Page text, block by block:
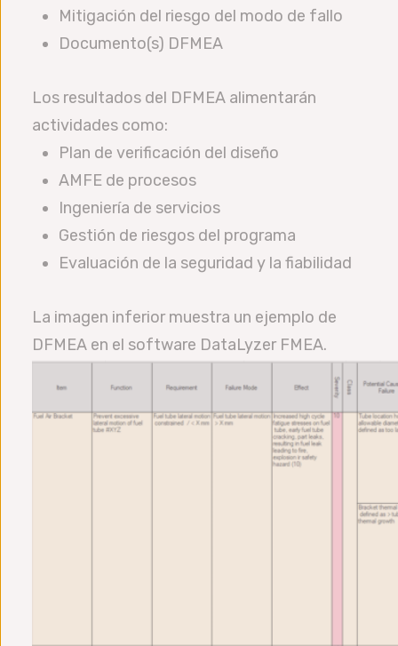
Mitigación del riesgo del modo de fallo
Documento(s) DFMEA
Los resultados del DFMEA alimentarán
actividades como:
Plan de verificación del diseño
AMFE de procesos
Ingeniería de servicios
Gestión de riesgos del programa
Evaluación de la seguridad y la fiabilidad
La imagen inferior muestra un ejemplo de
DFMEA en el software DataLyzer FMEA.